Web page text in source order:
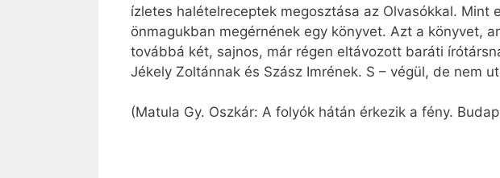
ízletes halételreceptek megosztása az Olvasókkal.
önmagukban megérnének egy könyvet. Azt a könyvet,
továbbá két, sajnos, már régen eltávozott baráti
Jékely Zoltánnak és Szász Imrének. S – végül, de nem
(Matula Gy. Oszkár: A folyók hátán érkezik a fény.